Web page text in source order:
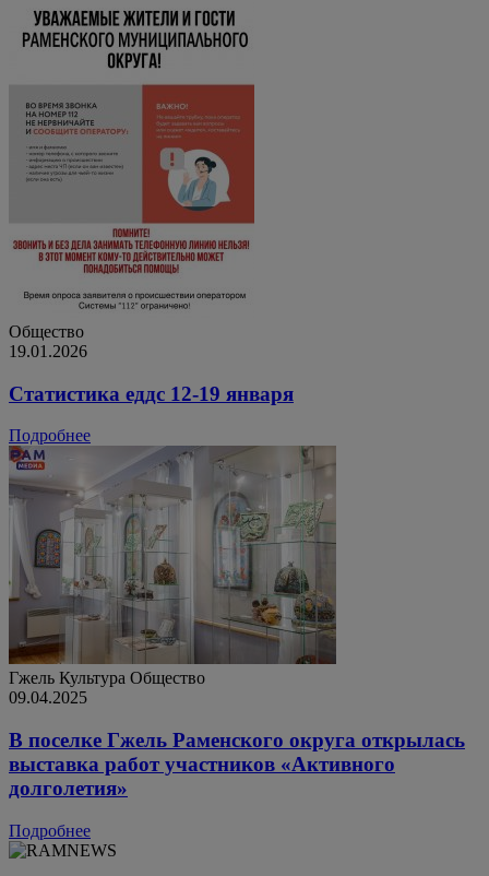
Общество
19.01.2026
Статистика еддс 12-19 января
Подробнее
Гжель Культура Общество
09.04.2025
В поселке Гжель Раменского округа открылась
выставка работ участников «Активного
долголетия»
Подробнее